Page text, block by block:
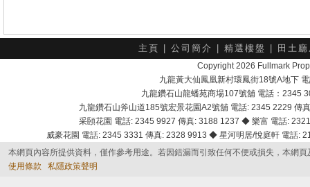
主頁 公司簡介 精選樓盤 田土
Copyright 2026 Fullmark
九龍黃大仙鳳凰新村環鳳街18號A地下
九龍鑽石山龍蟠苑商場107號舖 電話：2345
九龍鑽石山斧山道185號宏景花園A2號舖 電話: 2345 2229
采頣花園 電話: 2345 9927 傳真: 3188 1237 ◆ 樂富 電話:
威豪花園 電話: 2345 3331 傳真: 2328 9913 ◆ 星河明居/悅庭軒 電話
本網頁內容所提供資料，僅作參考用途。若因錯漏而引致任何不便或損失，本網
使用條款
私隱政策聲明